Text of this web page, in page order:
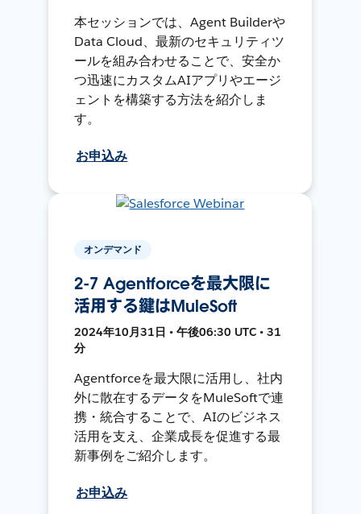
本セッションでは、Agent Builderや
Data Cloud、最新のセキュリティツ
ールを組み合わせることで、安全か
つ迅速にカスタムAIアプリやエージ
ェントを構築する方法を紹介しま
す。
お申込み
オンデマンド
2-7 Agentforceを最大限に
活用する鍵はMuleSoft
2024年10月31日 • 午後06:30 UTC • 31
分
Agentforceを最大限に活用し、社内
外に散在するデータをMuleSoftで連
携・統合することで、AIのビジネス
活用を支え、企業成長を促進する最
新事例をご紹介します。
お申込み